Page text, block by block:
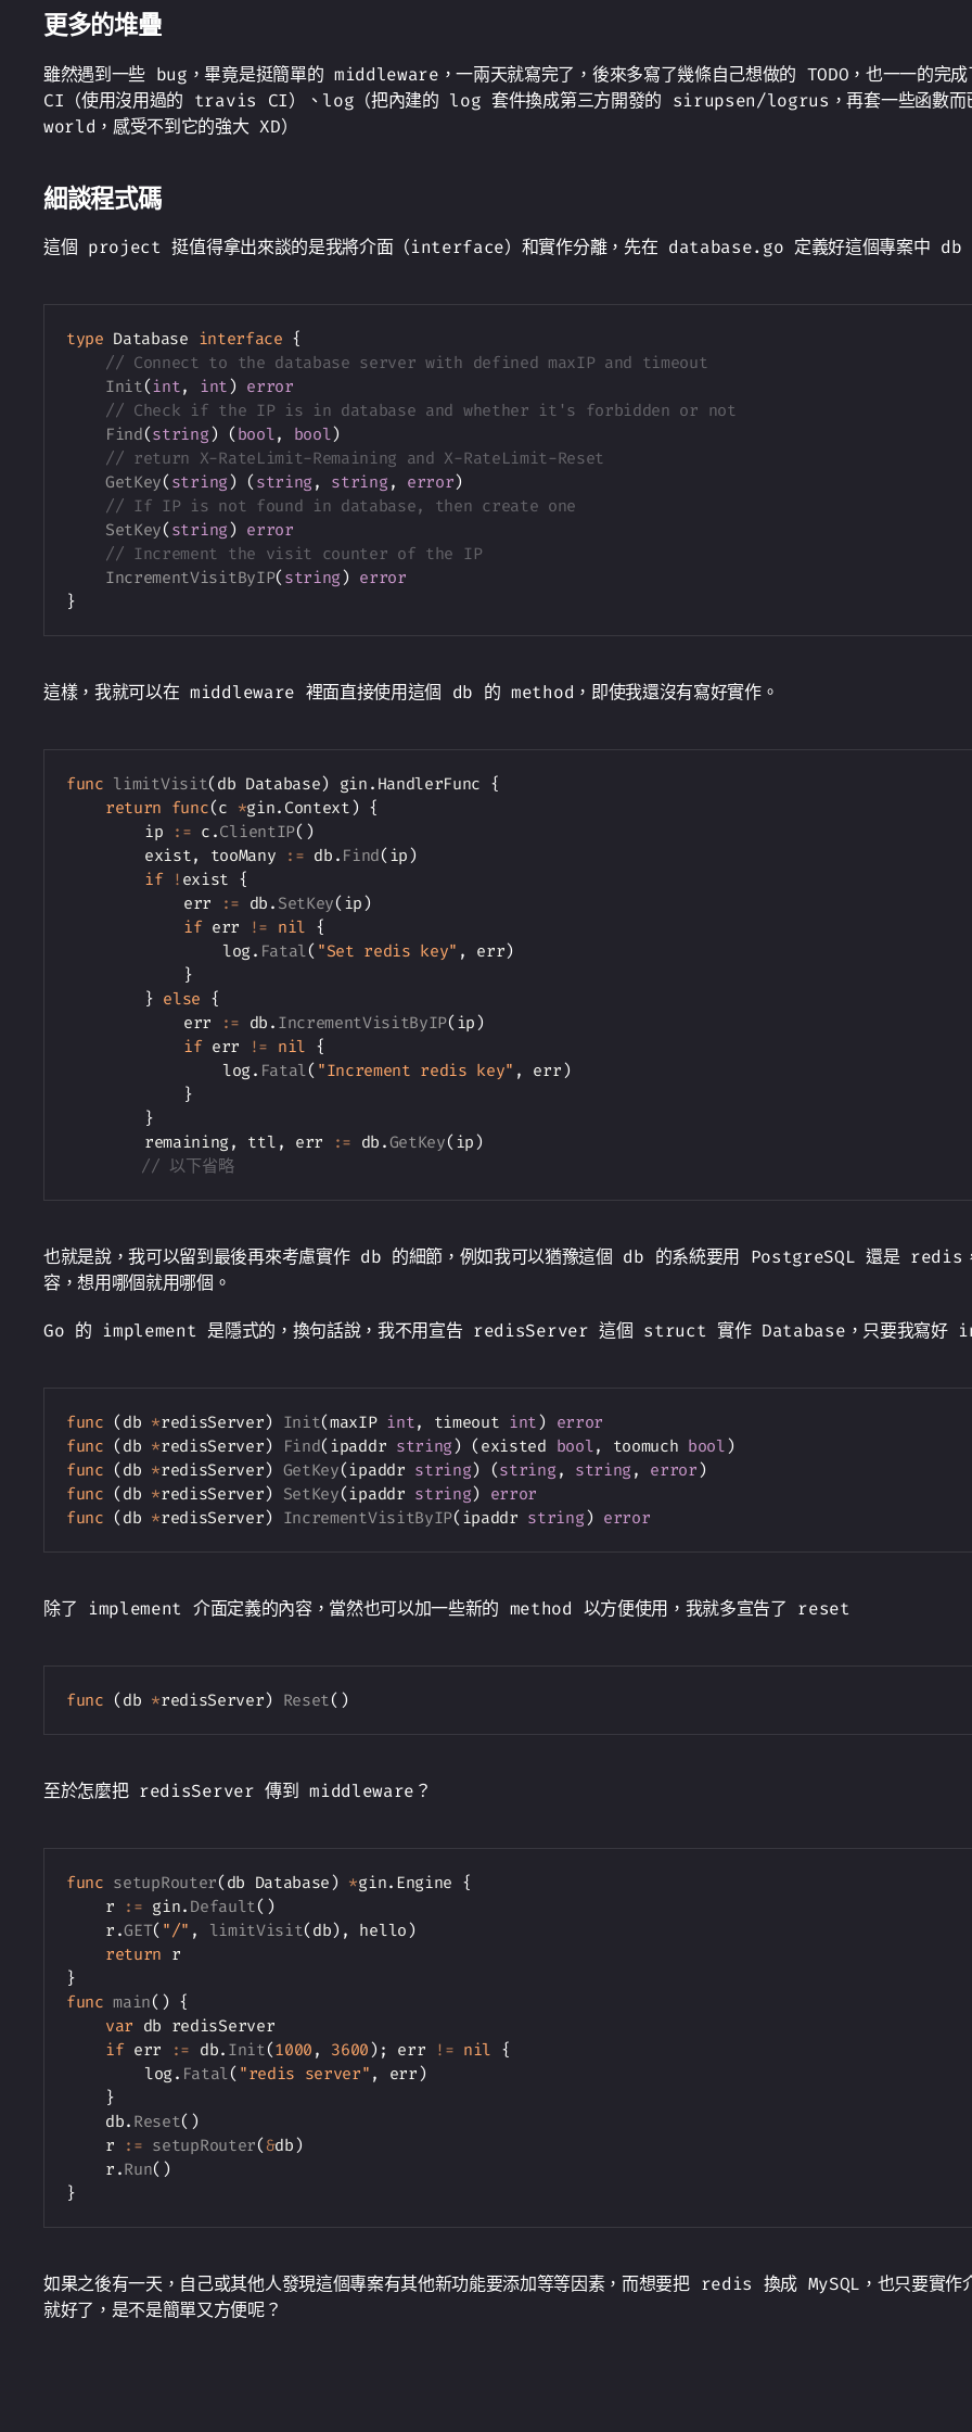
更多的堆疊
雖然遇到一些 bug，畢竟是挺簡單的 middleware，一兩天就寫完了，後來多寫了幾條自己想做的 TODO，也一一的
CI（使用沒用過的 travis CI）、log（把內建的 log 套件換成第三方開發的 sirupsen/logrus，再套一些函數
world，感受不到它的強大 XD）
細談程式碼
這個 project 挺值得拿出來談的是我將介面（interface）和實作分離，先在 database.go 定義好這個專案中 db
type Database interface {
// Connect to the database server with defined maxIP and timeout
Init(int, int) error
// Check if the IP is in database and whether it's forbidden or not
Find(string) (bool, bool)
// return X-RateLimit-Remaining and X-RateLimit-Reset
GetKey(string) (string , string , error)
// If IP is not found in database, then create one
SetKey(string) error
// Increment the visit counter of the IP
IncrementVisitByIP(string) error
}
這樣，我就可以在 middleware 裡面直接使用這個 db 的 method，即使我還沒有寫好實作。
func limitVisit(db Database) gin . HandlerFunc {
return func(c *gin. Context) {
		ip
:= c .ClientIP( )
		exist
, tooMany := db . Find(ip)
if ! exist {
			err
:= db . SetKey(ip)
if err != nil {
				log
. Fatal( "Set redis key" , err)
}
} else {
			err
:= db . IncrementVisitByIP(ip)
if err != nil {
				log
. Fatal( "Increment redis key" , err)
}
}
		remaining
, ttl , err := db .GetKey(ip)
// 以下省略
也就是說，我可以留到最後再來考慮實作 db 的細節，例如我可以猶豫這個 db 的系統要用 PostgreSQL 還是
容，想用哪個就用哪個。
Go 的 implement 是隱式的，換句話說，我不用宣告 redisServer 這個 struct 實作 Database，只要我寫
func (db *redisServer) Init(maxIP int, timeout int) error
func (db *redisServer) Find(ipaddr string) (existed bool, toomuch bool)
func (db *redisServer) GetKey(ipaddr string) (string , string , error)
func (db *redisServer) SetKey(ipaddr string) error
func (db *redisServer) IncrementVisitByIP(ipaddr string) error
除了 implement 介面定義的內容，當然也可以加一些新的 method 以方便使用，我就多宣告了 reset
func (db *redisServer) Reset( )
至於怎麼把 redisServer 傳到 middleware？
func setupRouter(db Database) *gin. Engine {
	r
:= gin. Default( )
	r
.GET( "/" , limitVisit(db) , hello)
return
}
func main( ) {
var db redisServer
if err := db. Init(1000 , 3600) ; err != nil {
		log
. Fatal( "redis server" , err)
}
	db
. Reset( )
	r
:= setupRouter(&db)
	r
.Run( )
}
如果之後有一天，自己或其他人發現這個專案有其他新功能要添加等等因素，而想要把 redis 換成 MySQL，也
就好了，是不是簡單又方便呢？